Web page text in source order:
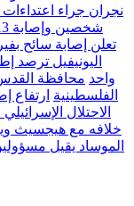
نجران جراء
شخصين وإصابة 13 بانفجار مركبة قرب دمشق
تعلن إصابة سائح
واحد محافظة
الفلسطينية
الاحتلال
خلافه مع هيجسيث
الموساد يقيل